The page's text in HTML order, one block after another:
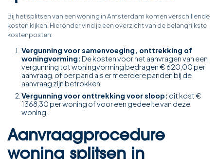
Bij het splitsen van een woning in Amsterdam komen verschillende
kosten kijken. Hieronder vind je een overzicht van de belangrijkste
kostenposten:
Vergunning voor samenvoeging, onttrekking of
woningvorming: De kosten voor het aanvragen van een
vergunning tot woningvorming bedragen € 620,00 per
aanvraag, of per pand als er meerdere panden bij de
aanvraag zijn betrokken.
Vergunning voor onttrekking voor sloop: dit kost €
1368,30 per woning of voor een gedeelte van deze
woning.
Aanvraagprocedure
woning splitsen in